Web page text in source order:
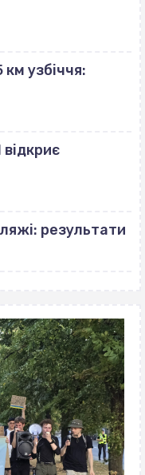
узбіччя:
відкриє
результати